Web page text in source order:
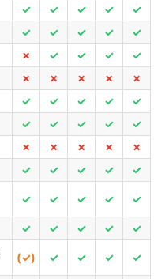
✓ ✓ ✓ ✓
✓
✓ ✓ ✓ ✓
✓
✗ ✓ ✓ ✓
✓
✗ ✗ ✗ ✗
✗
✓ ✓ ✓ ✓
✓
✓ ✓ ✓ ✓
✓
✗ ✗ ✗ ✗
✗
✓ ✓ ✓ ✓
✓
✓ ✓ ✓ ✓ ✓
✓ ✓ ✓ ✓
✓
(✓) ✓ ✓ ✓ ✓